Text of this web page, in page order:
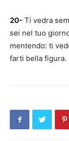
20- Ti vedra
sei nel tuo
mentendo: ti
farti bella figura.